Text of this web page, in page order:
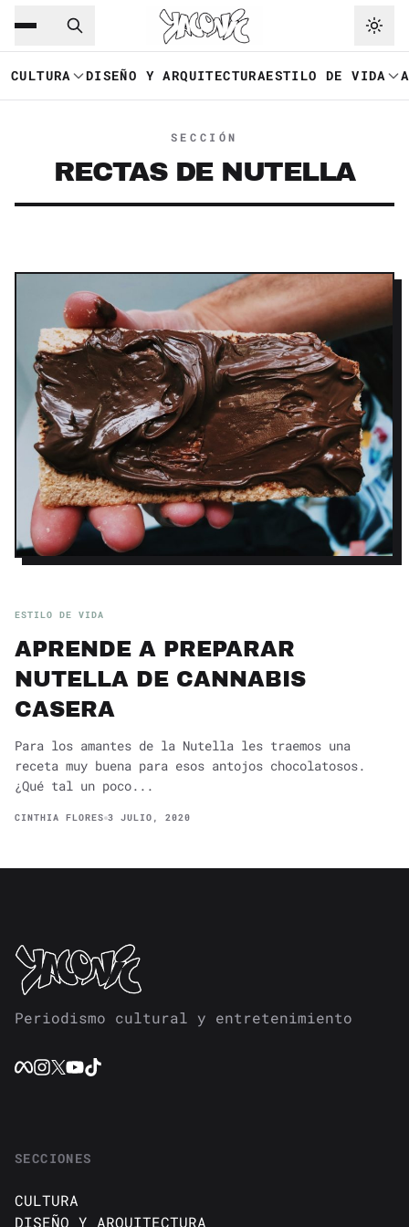
Saltar al contenido principal
CULTURA DISEÑO Y ARQUITECTURAESTILO DE VIDA
SECCIÓN
RECTAS DE NUTELLA
ESTILO DE VIDA
APRENDE A PREPARAR
NUTELLA DE CANNABIS
CASERA
Para los amantes de la Nutella les traemos una
receta muy buena para esos antojos chocolatosos.
¿Qué tal un poco...
CINTHIA FLORES 3 JULIO, 2020
Periodismo cultural y entretenimiento
SECCIONES
CULTURA
DISEÑO Y ARQUITECTURA